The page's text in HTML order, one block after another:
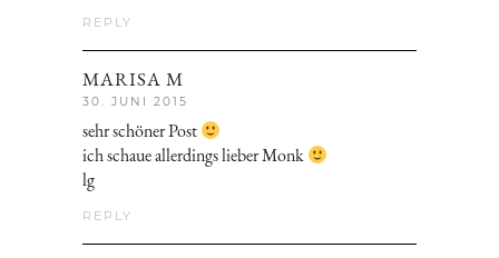
REPLY
MARISA M
30. JUNI 2015
sehr schöner Post
ich schaue allerdings lieber Monk
lg
REPLY